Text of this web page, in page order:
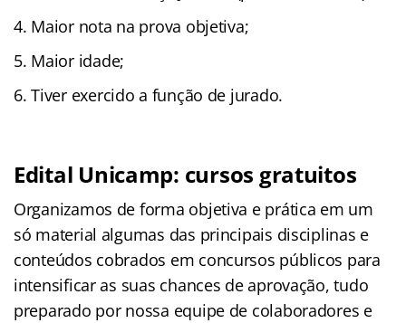
Maior nota na prova objetiva;
Maior idade;
Tiver exercido a função de jurado.
Edital Unicamp: cursos gratuitos
Organizamos de forma objetiva e prática em um
só material algumas das principais disciplinas e
conteúdos cobrados em concursos públicos para
intensificar as suas chances de aprovação, tudo
preparado por nossa equipe de colaboradores e